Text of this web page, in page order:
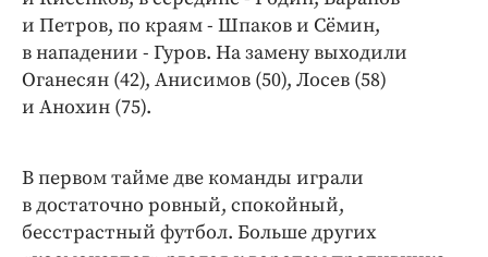
и Петров, по краям - Шпаков и Сёмин,
в нападении - Гуров. На замену выходили
Оганесян (42), Анисимов (50), Лосев (58)
и Анохин (75).
В первом тайме две команды играли
в достаточно ровный, спокойный,
бесстрастный футбол. Больше других